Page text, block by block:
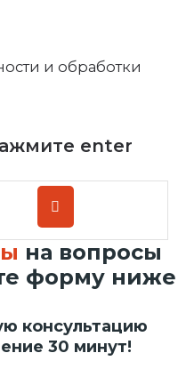
и обработки
enter
на вопросы
форму ниже
консультацию
30 минут!